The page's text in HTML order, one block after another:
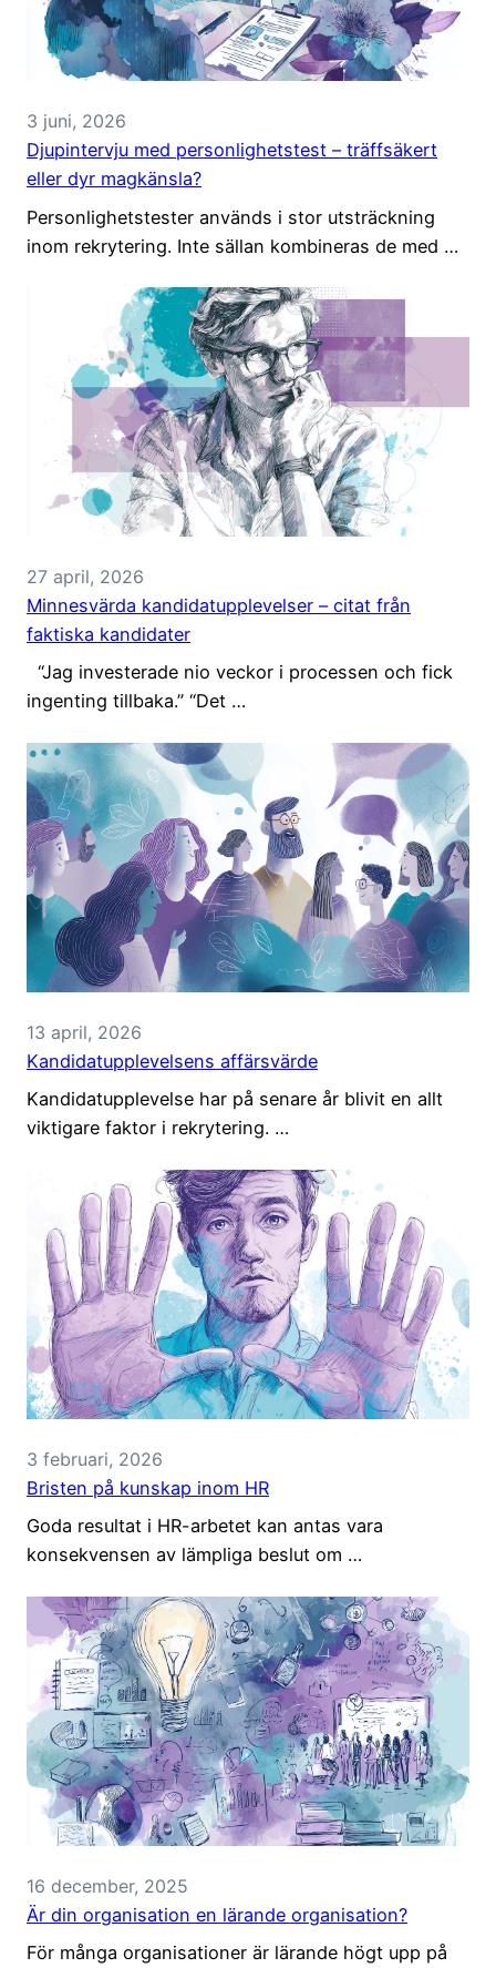
3 juni, 2026
Djupintervju med personlighetstest – träffsäkert
eller dyr magkänsla?
Personlighetstester används i stor utsträckning
inom rekrytering. Inte sällan kombineras de med …
27 april, 2026
Minnesvärda kandidatupplevelser – citat från
faktiska kandidater
“Jag investerade nio veckor i processen och fick
ingenting tillbaka.” “Det …
13 april, 2026
Kandidatupplevelsens affärsvärde
Kandidatupplevelse har på senare år blivit en allt
viktigare faktor i rekrytering. …
3 februari, 2026
Bristen på kunskap inom HR
Goda resultat i HR-arbetet kan antas vara
konsekvensen av lämpliga beslut om …
16 december, 2025
Är din organisation en lärande organisation?
För många organisationer är lärande högt upp på